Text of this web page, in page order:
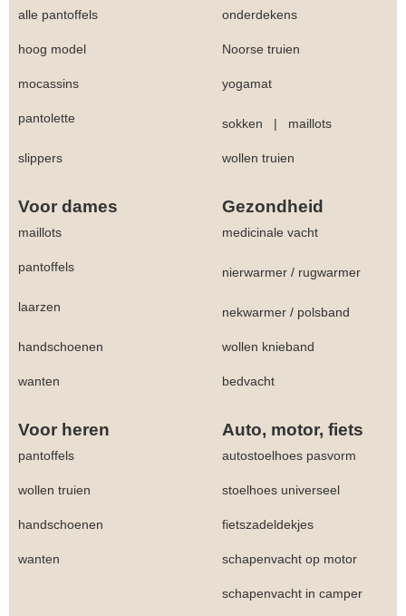
alle pantoffels onderdekens
hoog model Noorse truien
mocassins yogamat
pantolette sokken | maillots
slippers wollen truien
Voor dames Gezondheid
maillots medicinale vacht
pantoffels nierwarmer / rugwarmer
laarzen nekwarmer / polsband
handschoenen wollen knieband
wanten bedvacht
Voor heren Auto, motor, fiets
pantoffels autostoelhoes pasvorm
wollen truien stoelhoes universeel
handschoenen fietszadeldekjes
wanten schapenvacht op motor
schapenvacht in camper